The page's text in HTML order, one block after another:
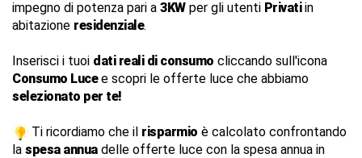
impegno di potenza pari a 3KWper gli utenti Privatiin
abitazione residenziale.
Inserisci i tuoi dati reali di consumo cliccando sull'icona
Consumo Lucee scopri le offerte luce che abbiamo
selezionato per te!
Ti ricordiamo che il risparmio è calcolato confrontando
la spesa annuadelle offerte luce con la spesa annua in